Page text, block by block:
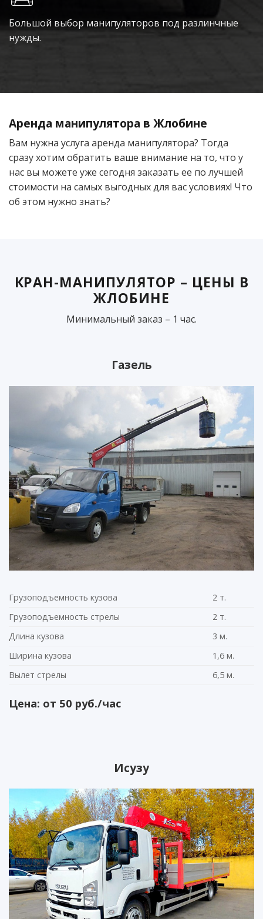
Большой выбор манипуляторов под разлинчные
нужды.
Аренда манипулятора в Жлобине
Вам нужна услуга аренда манипулятора? Тогда
сразу хотим обратить ваше внимание на то, что у
нас вы можете уже сегодня заказать ее по лучшей
стоимости на самых выгодных для вас условиях! Что
об этом нужно знать?
КРАН-МАНИПУЛЯТОР – ЦЕНЫ В
ЖЛОБИНЕ
Минимальный заказ – 1 час.
Газель
Грузоподъемность кузова
2 т.
Грузоподъемность стрелы
2 т.
Длина кузова
3 м.
Ширина кузова
1,6 м.
Вылет стрелы
6,5 м.
Цена: от 50 руб./час
Исузу